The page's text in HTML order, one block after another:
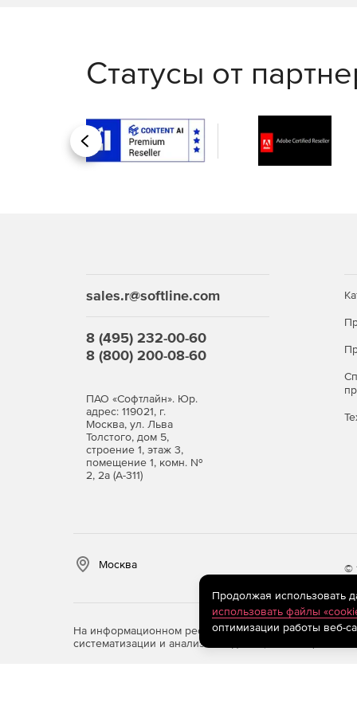
Статусы от
Назад
sales.r@softline.com
8 (495) 232-00-60
8 (800) 200-08-60
ПАО «Софтлайн». Юр.
адрес: 119021, г.
Москва, ул. Льва
Толстого, дом 5,
строение 1, этаж 3,
помещение 1, комн. №
2, 2а (А-311)
Москва ©
На информационном ресурсе store.softline.ru
систематизации и анализа сведений, относящихся
Продолжая использовать
использовать файлы
оптимизации работы веб-